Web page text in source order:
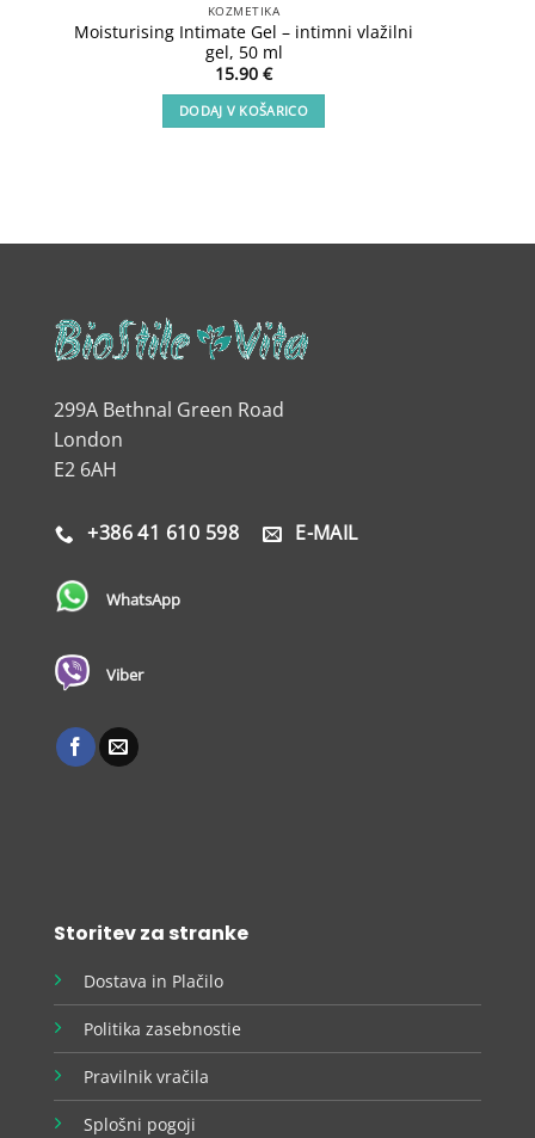
KOZMETIKA
Moisturising Intimate Gel – intimni vlažilni
gel, 50 ml
15.90 €
DODAJ V KOŠARICO
299A Bethnal Green Road
London
E2 6AH
+386 41 610 598 E-MAIL
WhatsApp
Viber
Storitev za stranke
Dostava in Plačilo
Politika zasebnostie
Pravilnik vračila
Splošni pogoji